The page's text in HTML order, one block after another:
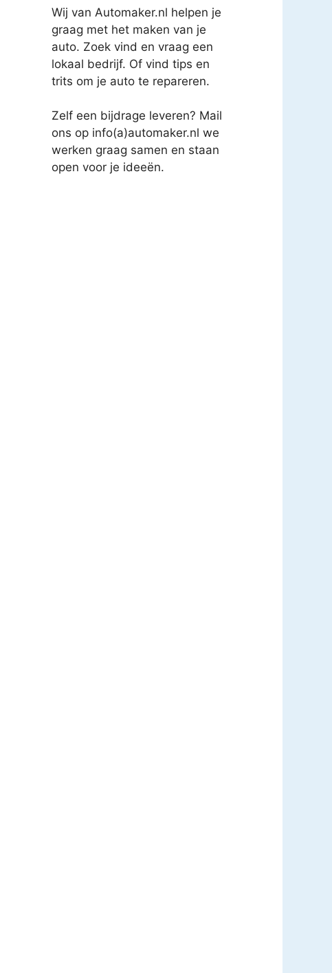
Wij van Automaker.nl helpen je
graag met het maken van je
auto. Zoek vind en vraag een
lokaal bedrijf. Of vind tips en
trits om je auto te repareren.
Zelf een bijdrage leveren? Mail
ons op info(a)automaker.nl we
werken graag samen en staan
open voor je ideeën.